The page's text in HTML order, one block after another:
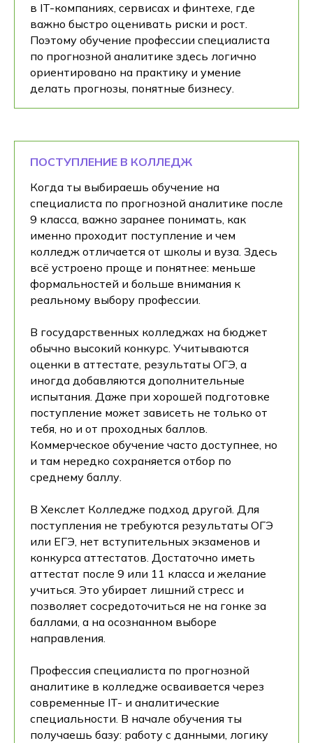
в IT-компаниях, сервисах и финтехе, где
важно быстро оценивать риски и рост.
Поэтому обучение профессии специалиста
по прогнозной аналитике здесь логично
ориентировано на практику и умение
делать прогнозы, понятные бизнесу.
ПОСТУПЛЕНИЕ В КОЛЛЕДЖ
Когда ты выбираешь обучение на
специалиста по прогнозной аналитике после
9 класса, важно заранее понимать, как
именно проходит поступление и чем
колледж отличается от школы и вуза. Здесь
всё устроено проще и понятнее: меньше
формальностей и больше внимания к
реальному выбору профессии.
В государственных колледжах на бюджет
обычно высокий конкурс. Учитываются
оценки в аттестате, результаты ОГЭ, а
иногда добавляются дополнительные
испытания. Даже при хорошей подготовке
поступление может зависеть не только от
тебя, но и от проходных баллов.
Коммерческое обучение часто доступнее, но
и там нередко сохраняется отбор по
среднему баллу.
В Хекслет Колледже подход другой. Для
поступления не требуются результаты ОГЭ
или ЕГЭ, нет вступительных экзаменов и
конкурса аттестатов. Достаточно иметь
аттестат после 9 или 11 класса и желание
учиться. Это убирает лишний стресс и
позволяет сосредоточиться не на гонке за
баллами, а на осознанном выборе
направления.
Профессия специалиста по прогнозной
аналитике в колледже осваивается через
современные IT- и аналитические
специальности. В начале обучения ты
получаешь базу: работу с данными, логику